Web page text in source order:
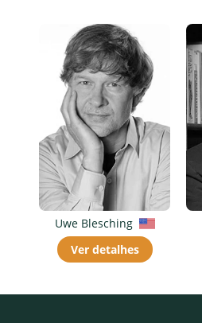
Uwe Blesching
Ver detalhes